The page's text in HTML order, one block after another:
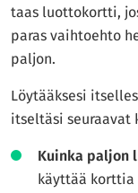
taas luottokortti,
paras vaihtoehto
paljon.
Löytääksesi
itseltäsi seuraavat
Kuinka paljon
käyttää korttia